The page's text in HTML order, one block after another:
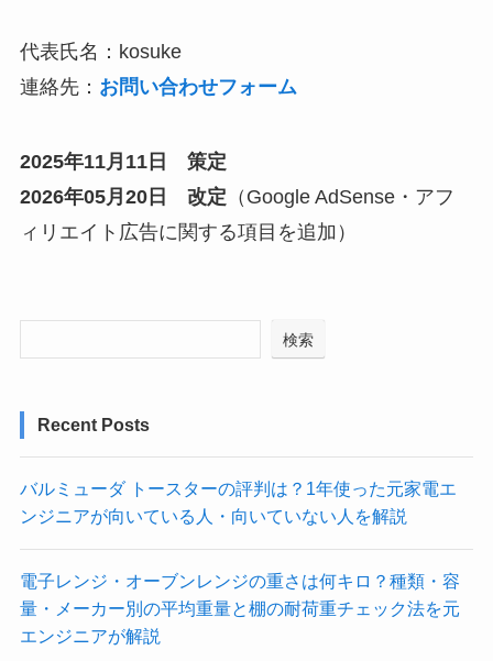
代表氏名：kosuke
連絡先： お問い合わせフォーム
2025年11月11日 策定
2026年05月20日 改定 （Google AdSense・アフ
ィリエイト広告に関する項目を追加）
検索
Recent Posts
バルミューダ トースターの評判は？1年使った元家電エ
ンジニアが向いている人・向いていない人を解説
電子レンジ・オーブンレンジの重さは何キロ？種類・容
量・メーカー別の平均重量と棚の耐荷重チェック法を元
エンジニアが解説